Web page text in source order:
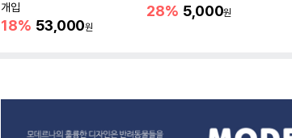
개입
18% 53,000원
28% 5,000원